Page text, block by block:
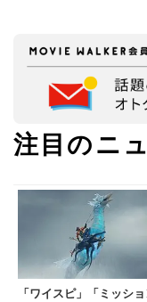
注目のニ
「ワイスピ」「ミッシ